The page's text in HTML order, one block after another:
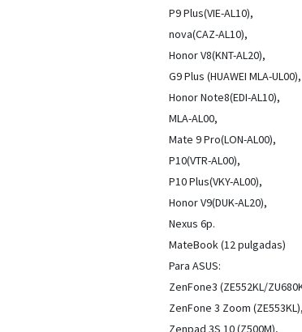
P9 Plus(VIE-AL10),
nova(CAZ-AL10),
Honor V8(KNT-AL20),
G9 Plus (HUAWEI MLA-UL00),
Honor Note8(EDI-AL10),
MLA-AL00,
Mate 9 Pro(LON-AL00),
P10(VTR-AL00),
P10 Plus(VKY-AL00),
Honor V9(DUK-AL20),
Nexus 6p.
MateBook (12 pulgadas)
Para ASUS:
ZenFone3 (ZE552KL/
ZenFone 3 Zoom (ZE553KL),
Zenpad 3S 10 (Z500M),